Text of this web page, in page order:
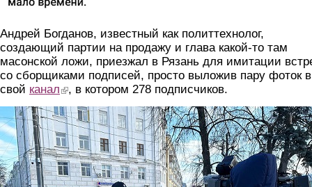
Андрей Богданов, известный как политтехнолог,
создающий партии на продажу и глава какой-то там
масонской ложи, приезжал в Рязань для имитации
со сборщиками подписей, просто выложив пару фоток в
свой канал (link is external)
, в котором 278 подписчиков.
bogdanov.jpg